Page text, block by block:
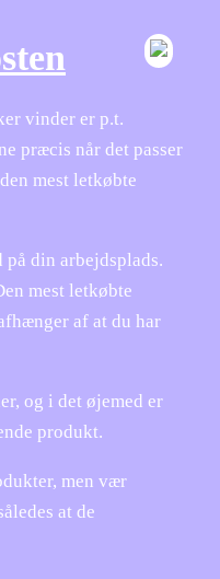
vinder er p.t.
præcis når det passer
mest letkøbte
din arbejdsplads.
mest letkøbte
af at du har
og i det øjemed er
produkt.
men vær
at de